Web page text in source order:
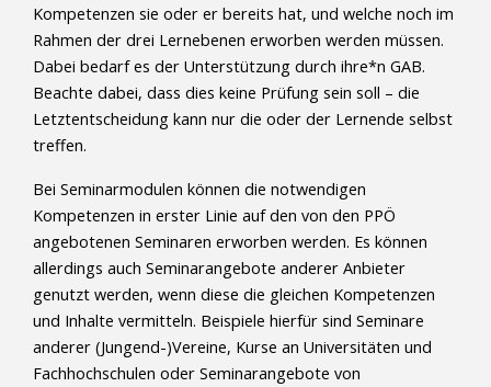
Kompetenzen sie oder er bereits hat, und welche noch im
Rahmen der drei Lernebenen erworben werden müssen.
Dabei bedarf es der Unterstützung durch ihre*n GAB.
Beachte dabei, dass dies keine Prüfung sein soll – die
Letztentscheidung kann nur die oder der Lernende selbst
treffen.
Bei Seminarmodulen können die notwendigen
Kompetenzen in erster Linie auf den von den PPÖ
angebotenen Seminaren erworben werden. Es können
allerdings auch Seminarangebote anderer Anbieter
genutzt werden, wenn diese die gleichen Kompetenzen
und Inhalte vermitteln. Beispiele hierfür sind Seminare
anderer (Jungend-)Vereine, Kurse an Universitäten und
Fachhochschulen oder Seminarangebote von